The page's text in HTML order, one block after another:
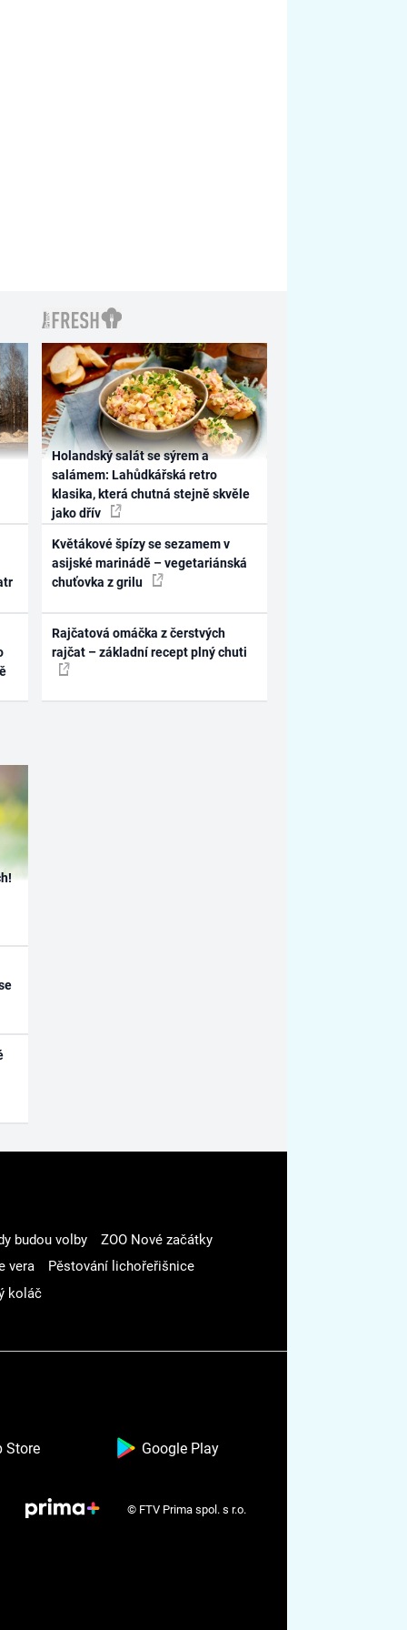
Holandský salát se sýrem a
salámem: Lahůdkářská retro
klasika, která chutná stejně skvěle
jako dřív
Květákové špízy se sezamem v
asijské marinádě – vegetariánská
chuťovka z grilu
Rajčatová omáčka z čerstvých
rajčat – základní recept plný chuti
budou volby
ZOO Nové začátky
vera
Pěstování lichořeřišnice
koláč
Store Google Play
© FTV Prima spol. s r.o.